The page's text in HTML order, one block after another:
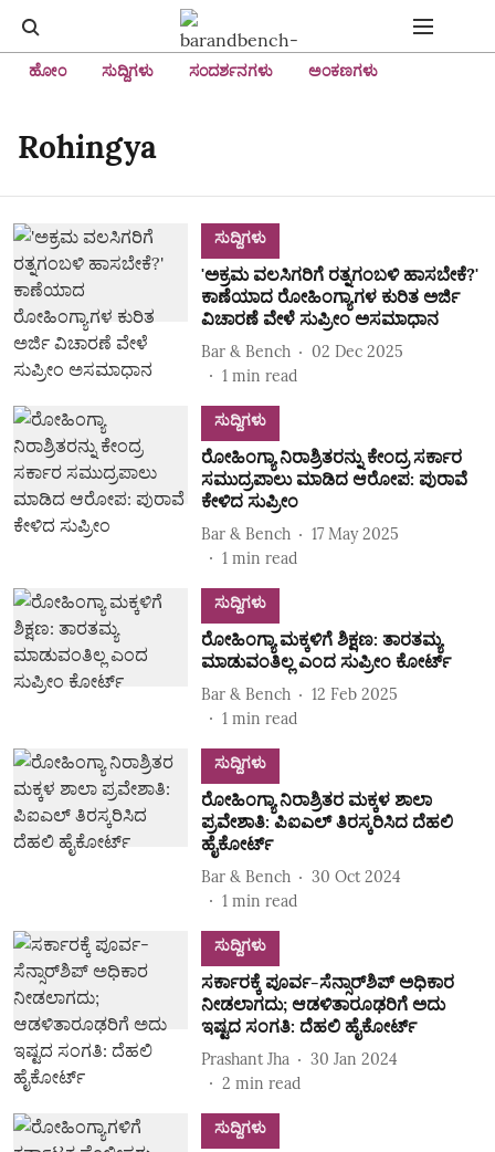
ಹೋಂ ಸುದ್ದಿಗಳು ಸಂದರ್ಶನಗಳು ಅಂಕಣಗಳು
Rohingya
ಸುದ್ದಿಗಳು
'ಅಕ್ರಮ ವಲಸಿಗರಿಗೆ ರತ್ನಗಂಬಳಿ ಹಾಸಬೇಕೆ?'
ಕಾಣೆಯಾದ ರೋಹಿಂಗ್ಯಾಗಳ ಕುರಿತ ಅರ್ಜಿ
ವಿಚಾರಣೆ ವೇಳೆ ಸುಪ್ರೀಂ ಅಸಮಾಧಾನ
Bar & Bench
02 Dec 2025
1 min read
ಸುದ್ದಿಗಳು
ರೋಹಿಂಗ್ಯಾ ನಿರಾಶ್ರಿತರನ್ನು ಕೇಂದ್ರ ಸರ್ಕಾರ
ಸಮುದ್ರಪಾಲು ಮಾಡಿದ ಆರೋಪ: ಪುರಾವೆ
ಕೇಳಿದ ಸುಪ್ರೀಂ
Bar & Bench
17 May 2025
1 min read
ಸುದ್ದಿಗಳು
ರೋಹಿಂಗ್ಯಾ ಮಕ್ಕಳಿಗೆ ಶಿಕ್ಷಣ: ತಾರತಮ್ಯ
ಮಾಡುವಂತಿಲ್ಲ ಎಂದ ಸುಪ್ರೀಂ ಕೋರ್ಟ್
Bar & Bench
12 Feb 2025
1 min read
ಸುದ್ದಿಗಳು
ರೋಹಿಂಗ್ಯಾ ನಿರಾಶ್ರಿತರ ಮಕ್ಕಳ ಶಾಲಾ
ಪ್ರವೇಶಾತಿ: ಪಿಐಎಲ್ ತಿರಸ್ಕರಿಸಿದ ದೆಹಲಿ
ಹೈಕೋರ್ಟ್
Bar & Bench
30 Oct 2024
1 min read
ಸುದ್ದಿಗಳು
ಸರ್ಕಾರಕ್ಕೆ ಪೂರ್ವ-ಸೆನ್ಸಾರ್‌ಶಿಪ್‌ ಅಧಿಕಾರ
ನೀಡಲಾಗದು; ಆಡಳಿತಾರೂಢರಿಗೆ ಅದು
ಇಷ್ಟದ ಸಂಗತಿ: ದೆಹಲಿ ಹೈಕೋರ್ಟ್
Prashant Jha
30 Jan 2024
2 min read
ಸುದ್ದಿಗಳು